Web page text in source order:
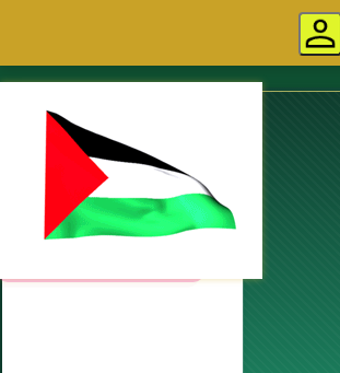
مواقع إسلامية